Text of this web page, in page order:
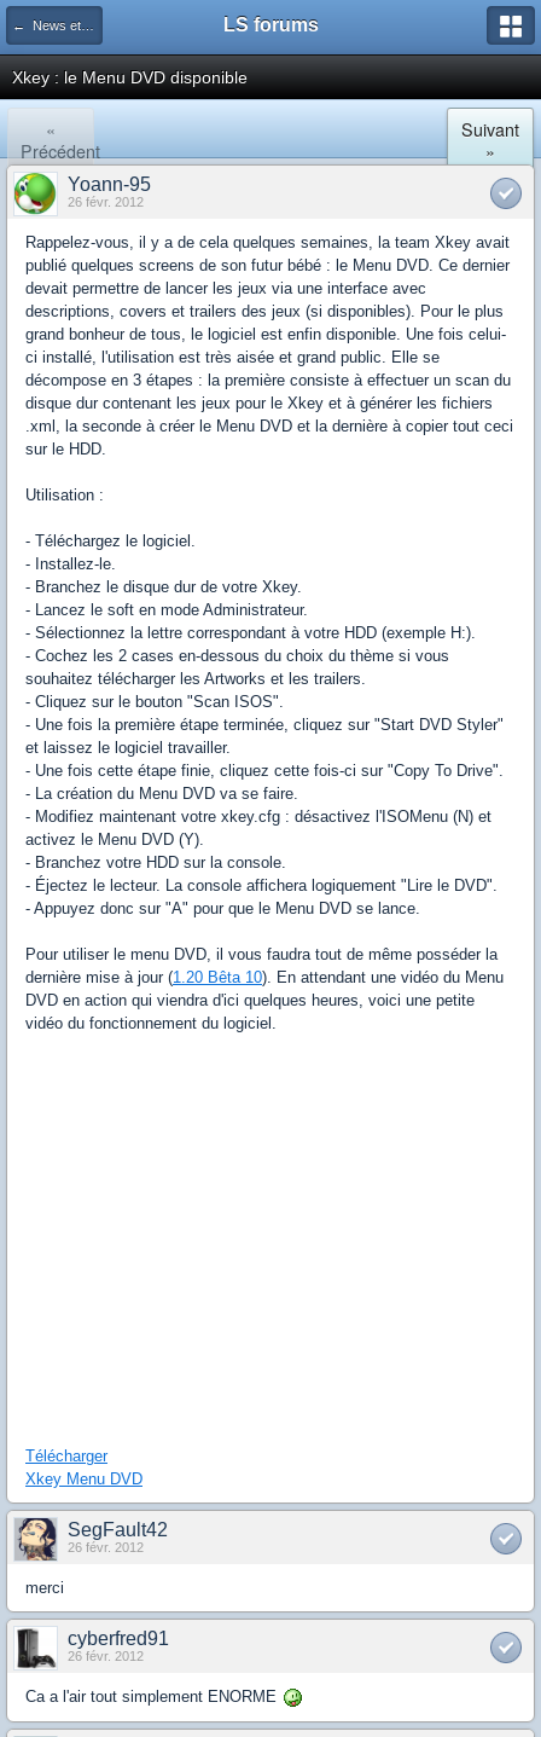
← News et actualités postées sur LS LS forums
Xkey : le Menu DVD disponible
«
Précédent
Suivant
»
Yoann-95
26 févr. 2012
Rappelez-vous, il y a de cela quelques semaines, la team Xkey avait
publié quelques screens de son futur bébé : le Menu DVD. Ce dernier
devait permettre de lancer les jeux via une interface avec
descriptions, covers et trailers des jeux (si disponibles). Pour le plus
grand bonheur de tous, le logiciel est enfin disponible. Une fois celui-
ci installé, l'utilisation est très aisée et grand public. Elle se
décompose en 3 étapes : la première consiste à effectuer un scan du
disque dur contenant les jeux pour le Xkey et à générer les fichiers
.xml , la seconde à créer le Menu DVD et la dernière à copier tout ceci
sur le HDD.
Utilisation :
- Téléchargez le logiciel.
- Installez-le.
- Branchez le disque dur de votre Xkey.
- Lancez le soft en mode Administrateur.
- Sélectionnez la lettre correspondant à votre HDD (exemple H:).
- Cochez les 2 cases en-dessous du choix du thème si vous
souhaitez téléchargerles Artworks et les trailers.
- Cliquez sur le bouton "Scan ISOS".
- Une fois la première étape terminée, cliquez sur "Start DVD Styler"
et laissez le logiciel travailler.
- Une fois cette étape finie, cliquez cette fois-ci sur "Copy To Drive".
- La création du Menu DVD va se faire.
- Modifiez maintenant votre xkey.cfg : désactivez l'ISOMenu (N) et
activez le Menu DVD (Y).
- Branchez votre HDD sur la console.
- Éjectez le lecteur. La console affichera logiquement "Lire le DVD".
- Appuyez donc sur "A" pour que le Menu DVD se lance.
Pour utiliser le menu DVD, il vous faudra tout de même posséder la
dernière mise à jour (1.20 Bêta 10). En attendant une vidéo du Menu
DVD en action qui viendra d'ici quelques heures, voici une petite
vidéo du fonctionnement du logiciel.
Télécharger
Xkey Menu DVD
SegFault42
26 févr. 2012
merci
cyberfred91
26 févr. 2012
Ca a l'air tout simplement ENORME